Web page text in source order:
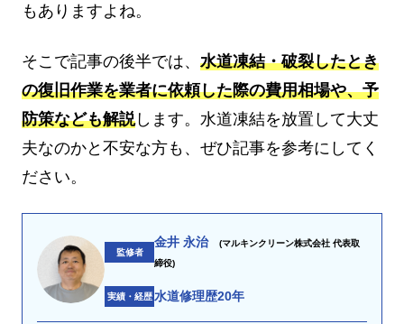
もありますよね。
そこで記事の後半では、 水道凍結・破裂したとき
の復旧作業を業者に依頼した際の費用相場や、予
防策なども解説します。水道凍結を放置して大丈
夫なのかと不安な方も、ぜひ記事を参考にしてく
ださい。
監修者
金井 永治
(マルキンクリーン株式会社 代表取
締役)
実績・経歴 水道修理歴20年